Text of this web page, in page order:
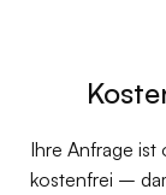
‍Ihre Anfrage
kostenfrei –